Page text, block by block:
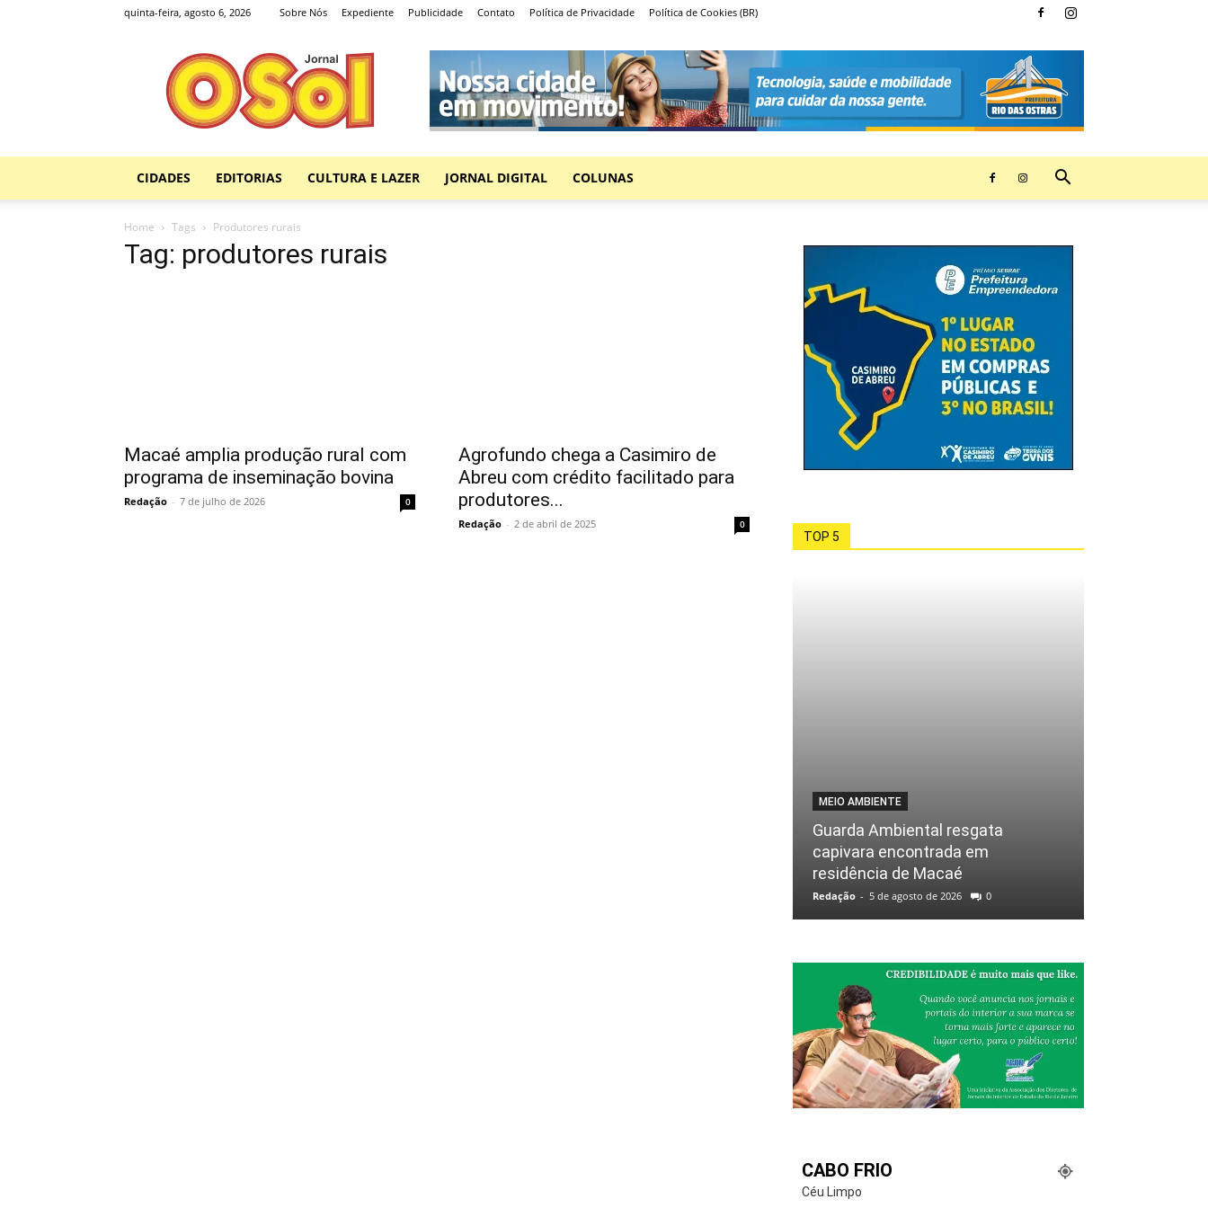
quinta-feira, agosto 6, 2026 Sobre Nós Expediente Publicidade Contato Política de Privacidade Política de Cookies (BR)
Jornal
O
Sol
CIDADES EDITORIAS CULTURA E LAZER JORNAL DIGITAL COLUNAS
Home Tags Produtores rurais
Tag: produtores rurais
Macaé amplia produção rural com
programa de inseminação bovina
Redação - 7 de julho de 2026 0
Agrofundo chega a Casimiro de
Abreu com crédito facilitado para
produtores...
Redação - 2 de abril de 2025 0
TOP 5
MEIO AMBIENTE
Guarda Ambiental resgata
capivara encontrada em
residência de Macaé
Redação - 5 de agosto de 2026 0
CABO FRIO
Céu Limpo